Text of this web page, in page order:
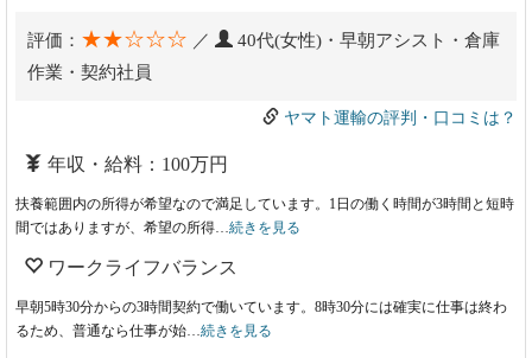
評価： ★★☆☆☆ ／
40代(女性)・早朝アシスト・倉庫
作業・契約社員
ヤマト運輸の評判・口コミは？
年収・給料：100万円
扶養範囲内の所得が希望なので満足しています。1日の働く時間が3時間と短時
間ではありますが、希望の所得… 続きを見る
ワークライフバランス
早朝5時30分からの3時間契約で働いています。8時30分には確実に仕事は終わ
るため、普通なら仕事が始… 続きを見る